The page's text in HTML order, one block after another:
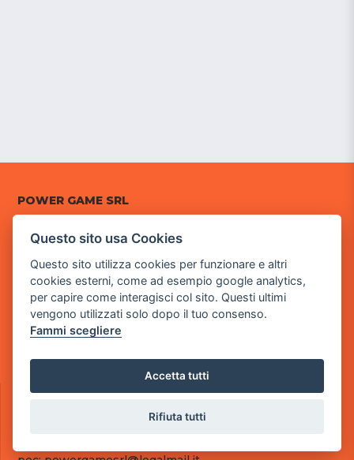
POWER GAME SRL
Sede Legale
- 25014 Castenedolo, Brescia
Sede Operativa
via Industriale, 2 - 25082 Botticino, BS
Cod. SDI: RMRCWXR
CONTATTI
e-mail: info@powergame.it
Questo sito usa Cookies
Questo sito utilizza cookies per funzionare e altri
cookies esterni, come ad esempio google analytics,
per capire come interagisci col sito. Questi ultimi
vengono utilizzati solo dopo il tuo consenso.
Fammi scegliere
Accetta tutti
Rifiuta tutti